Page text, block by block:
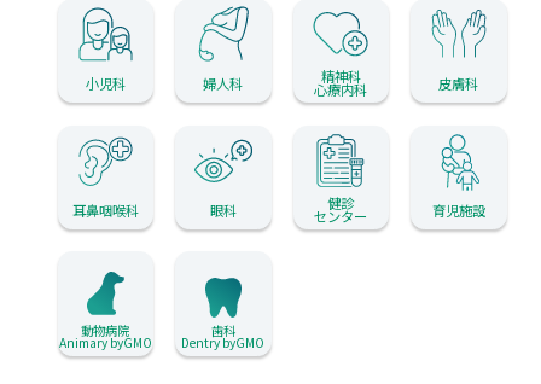
小児科 婦人科 精神科
心療内科 皮膚科
耳鼻咽喉科 眼科 健診
センター 育児施設
動物病院
Animary byGMO
歯科
Dentry byGMO